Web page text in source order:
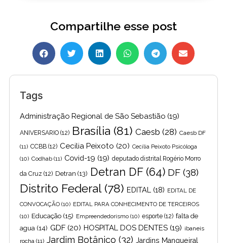
Compartilhe esse post
Tags
Administração Regional de São Sebastião (19)
ANIVERSARIO (12) Brasília (81) Caesb (28) Caesb DF
(11) CCBB (12) Cecilia Peixoto (20) Cecília Peixoto Psicóloga
(10) Codhab (11) Covid-19 (19) deputado distrital Rogério Morro
da Cruz (12) Detran (13) Detran DF(64) DF (38)
Distrito Federal(78) EDITAL (18) EDITAL DE
CONVOCAÇÃO (10) EDITAL PARA CONHECIMENTO DE TERCEIROS
(10) Educação (15) Empreendedorismo (10) esporte (12) falta de
agua (14) GDF (20) HOSPITAL DOS DENTES (19) ibaneis
rocha (11) Jardim Botânico (32) Jardins Mangueiral